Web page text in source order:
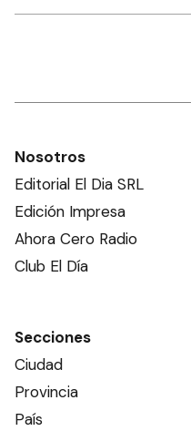
Nosotros
Editorial El Dia SRL
Edición Impresa
Ahora Cero Radio
Club El Día
Secciones
Ciudad
Provincia
País